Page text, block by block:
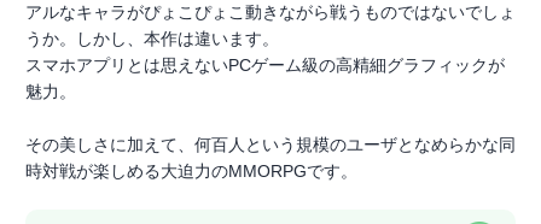
アルなキャラがぴょこぴょこ動きながら戦うものではないでしょ
うか。しかし、本作は違います。
スマホアプリとは思えないPCゲーム級の高精細グラフィックが
魅力。
その美しさに加えて、何百人という規模のユーザとなめらかな同
時対戦が楽しめる大迫力のMMORPGです。